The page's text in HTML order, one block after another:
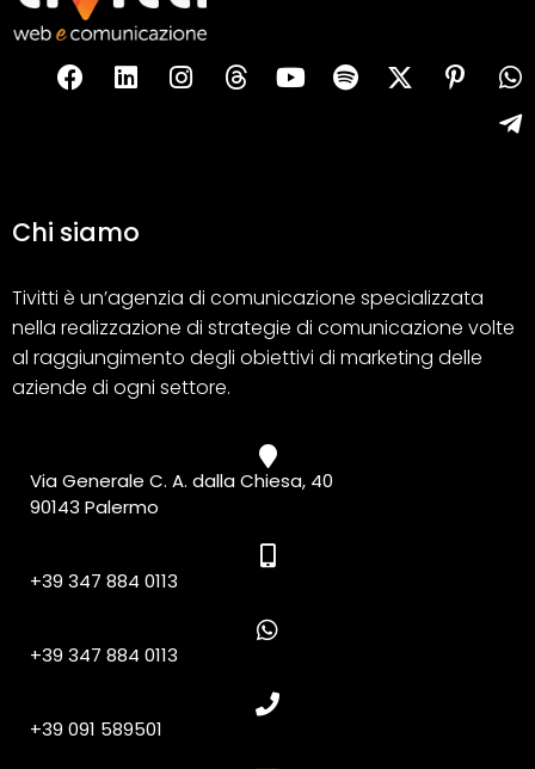
Chi siamo
Tivitti è un’agenzia di comunicazione specializzata
nella realizzazione di strategie di comunicazione volte
al raggiungimento degli obiettivi di marketing delle
aziende di ogni settore.
Via Generale C. A. dalla Chiesa, 40
90143 Palermo
+39 347 884 0113
+39 347 884 0113
+39 091 589501